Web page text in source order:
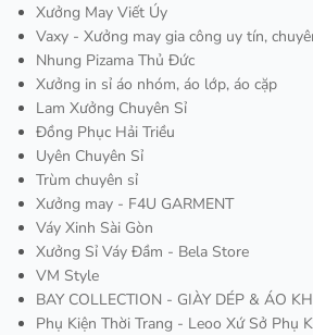
Xưởng May Viết Úy
Vaxy - Xưởng may gia công uy tín,
Nhung Pizama Thủ Đức
Xưởng in sỉ áo nhóm, áo lớp, áo cặp
Lam Xưởng Chuyên Sỉ
Đồng Phục Hải Triều
Uyên Chuyên Sỉ
Trùm chuyên sỉ
Xưởng may - F4U GARMENT
Váy Xinh Sài Gòn
Xưởng Sỉ Váy Đầm - Bela Store
VM Style
BAY COLLECTION - GIÀY DÉP & ÁO
Phụ Kiện Thời Trang - Leoo Xứ Sở Phụ